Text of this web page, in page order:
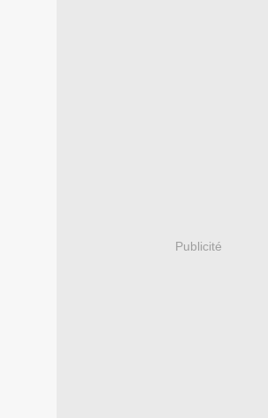
Publicité